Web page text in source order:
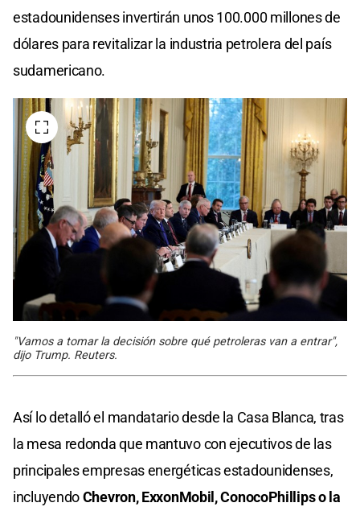
estadounidenses invertirán unos 100.000 millones de
dólares para revitalizar la industria petrolera del país
sudamericano.
"Vamos a tomar la decisión sobre qué petroleras van a entrar",
dijo Trump. Reuters.
Así lo detalló el mandatario desde la Casa Blanca, tras
la mesa redonda que mantuvo con ejecutivos de las
principales empresas energéticas estadounidenses,
incluyendoChevron, ExxonMobil, ConocoPhillips o la